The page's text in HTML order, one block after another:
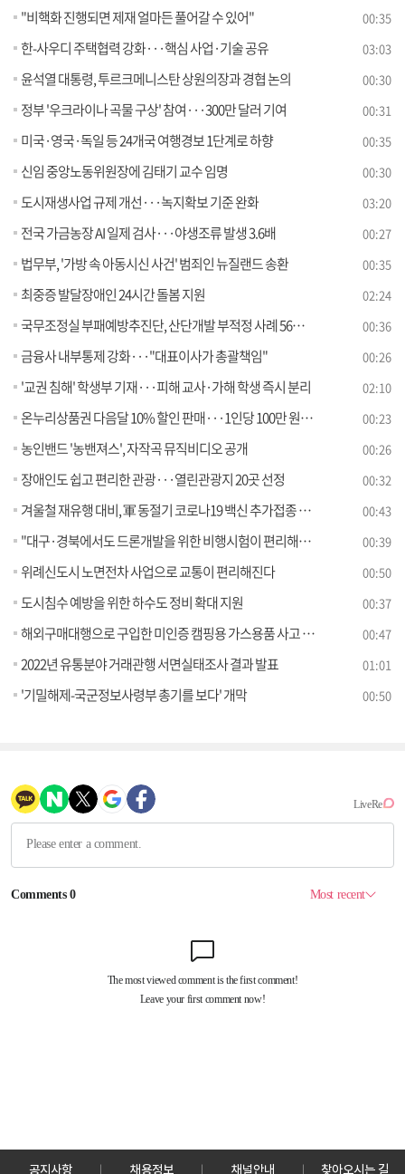
"비핵화 진행되면 제재 얼마든 풀어갈 수 있어" 00:35
한-사우디 주택협력 강화···핵심 사업·기술 공유 03:03
윤석열 대통령, 투르크메니스탄 상원의장과 경협 논의 00:30
정부 '우크라이나 곡물 구상' 참여···300만 달러 기여 00:31
미국·영국·독일 등 24개국 여행경보 1단계로 하향 00:35
신임 중앙노동위원장에 김태기 교수 임명 00:30
도시재생사업 규제 개선···녹지확보 기준 완화 03:20
전국 가금농장 AI 일제 검사···야생조류 발생 3.6배 00:27
법무부, '가방 속 아동시신 사건' 범죄인 뉴질랜드 송환 00:35
최중증 발달장애인 24시간 돌봄 지원 02:24
국무조정실 부패예방추진단, 산단개발 부적정 사례 56건 적발 00:36
금융사 내부통제 강화···"대표이사가 총괄책임" 00:26
'교권 침해' 학생부 기재···피해 교사·가해 학생 즉시 분리 02:10
온누리상품권 다음달 10% 할인 판매···1인당 100만 원까지 00:23
농인밴드 '농밴져스', 자작곡 뮤직비디오 공개 00:26
장애인도 쉽고 편리한 관광···열린관광지 20곳 선정 00:32
겨울철 재유행 대비, 軍 동절기 코로나19 백신 추가접종 실시 00:43
"대구·경북에서도 드론개발을 위한 비행시험이 편리해집니다" 00:39
위례신도시 노면전차 사업으로 교통이 편리해진다 00:50
도시침수 예방을 위한 하수도 정비 확대 지원 00:37
해외구매대행으로 구입한 미인증 캠핑용 가스용품 사고 위험 높아 00:47
2022년 유통분야 거래관행 서면실태조사 결과 발표 01:01
'기밀해제-국군정보사령부 총기를 보다' 개막 00:50
공지사항 채용정보 채널안내 찾아오시는 길